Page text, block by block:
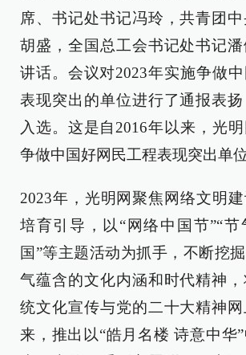
席、书记处书记冯玲，共青团
胡盛，全国总工会书记处书记
讲话。会议对2023年实施争做
表现突出的单位进行了通报表
入选。这是自2016年以来，光
争做中国好网民工程表现突出单位
2023年，光明网聚焦网络文明
培育引导，以“网络中国节”“节
国”等主题活动为抓手，不断挖
气蕴含的文化内涵和时代精神
统文化宣传与党的二十大精神
来，推出以“皓月名楼 诗意中华